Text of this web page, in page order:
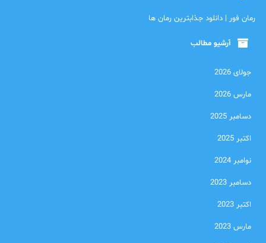
رمان فور | دانلود جذابترین رمان ها
آرشیو مطالب
جولای 2026
مارس 2026
دسامبر 2025
اکتبر 2025
نوامبر 2024
دسامبر 2023
اکتبر 2023
مارس 2023